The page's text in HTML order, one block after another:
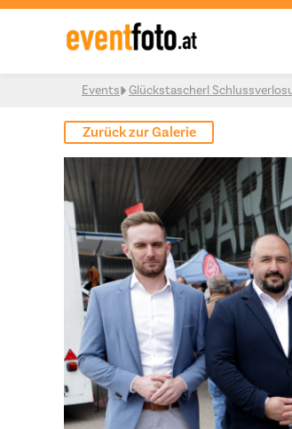
Skip to content
Events Glückstascherl
Zurück zur Galerie